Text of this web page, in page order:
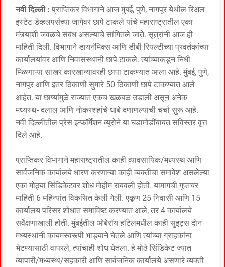
नवी दिल्ली : प्राप्तिकर विभागाने आज मुंबई, पुणे, नागपूर येथील रिअल
इस्टेट डेव्हलपर्सच्या जागेवर छापे टाकले यांचे महाराष्ट्रातील एका
मंत्र्याशी जवळचे संबंध असल्याचे सांगितले जाते. सूत्रांनी आज ही
माहिती दिली. विभागाने डायनॅमिक्स आणि डीबी रियल्टीच्या प्रवर्तकांच्या
कार्यालयांवर आणि निवासस्थानी छापे टाकले. त्यांच्याकडून निधी
मिळणाऱ्या साखर कारखान्यावरही छापा टाकण्यात आला आहे. मुंबई, पुणे,
नागपूर आणि इतर ठिकाणी सुमारे 50 ठिकाणी छापे टाकण्यात आले
आहेत. या छाप्यांमुळे राज्यात एकच खळबळ उडाली असून अनेक
मध्यस्थ- दलाल आणि नोकरशहांचे धाबे दणाणल्याची चर्चा सुरू आहे.
नवी दिल्लीतील प्रेस इन्फॉर्मेशन ब्यूरोने या घडामोडींबाबत सविस्तर वृत्त
दिले आहे.
प्राप्तिकर विभागाने महाराष्ट्रातील काही व्यावसायिक/मध्यस्थ आणि
सार्वजनिक कार्यालये धारण करणाऱ्या काही व्यक्तींचा समावेश असलेल्या
एका मोठ्या सिंडिकेटवर शोध मोहीम राबवली होती. यामागची गुप्तचर
माहिती 6 महिन्यांत विकसित केली गेली. एकूण 25 निवासी आणि 15
कार्यालय परिसर शोधात समाविष्ट करण्यात आले, तर 4 कार्यालये
सर्वेक्षणाखाली होती. मुंबईतील ओबेरॉय हॉटेलमधील काही सुइट्स दोन
मध्यस्थांनी कायमस्वरूपी भाड्याने घेतले आणि त्यांच्या ग्राहकांना
भेटण्यासाठी वापरले, त्यांचाही शोध घेतला. हे मोठे सिंडिकेट ज्यात
व्यापारी/मध्यस्थ/सहकारी आणि सार्वजनिक कार्यालये असणारे व्यक्ती